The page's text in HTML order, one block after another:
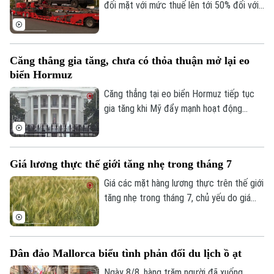
đối mặt với mức thuế lên tới 50% đối với
Căng thẳng gia tăng, chưa có thỏa thuận mở lại eo
biển Hormuz
Căng thẳng tại eo biển Hormuz tiếp tục
gia tăng khi Mỹ đẩy mạnh hoạt động
đáp ứng các điều kiện do Tehran đưa ra.
Giá lương thực thế giới tăng nhẹ trong tháng 7
Giá các mặt hàng lương thực trên thế giới
tăng nhẹ trong tháng 7, chủ yếu do giá
Dân đảo Mallorca biểu tình phản đối du lịch ồ ạt